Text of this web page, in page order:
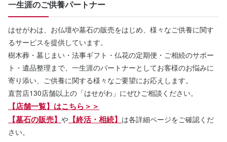
一生涯のご供養パートナー
はせがわは、お仏壇や墓石の販売をはじめ、様々なご供養に関す
るサービスを提供しています。
樹木葬・墓じまい・法事ギフト・仏花の定期便・ご相続のサポー
ト・遺品整理まで、一生涯のパートナーとしてお客様のお悩みに
寄り添い、ご供養に関する様々なご要望にお応えします。
直営店130店舗以上の「はせがわ」にぜひご相談ください。
【店舗一覧】はこちら＞＞
【墓石の販売】 や 【終活・相続】 は各詳細ページをご確認くだ
さい。